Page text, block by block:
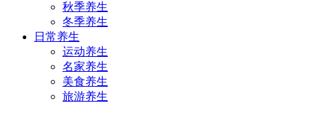
秋季养生
冬季养生
日常养生
运动养生
名家养生
美食养生
旅游养生